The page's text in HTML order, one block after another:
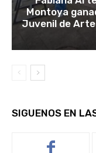
Montoya
Juvenil de
SIGUENOS EN